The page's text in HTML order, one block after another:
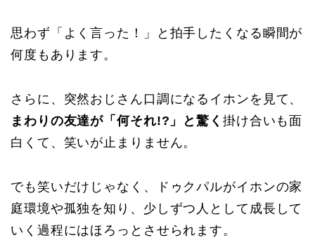
思わず「よく言った！」と拍手したくなる瞬間が
何度もあります。
さらに、突然おじさん口調になるイホンを見て、
まわりの友達が「何それ!?」と驚く 掛け合いも面
白くて、笑いが止まりません。
でも笑いだけじゃなく、ドゥクパルがイホンの家
庭環境や孤独を知り、少しずつ人として成長して
いく過程にはほろっとさせられます。